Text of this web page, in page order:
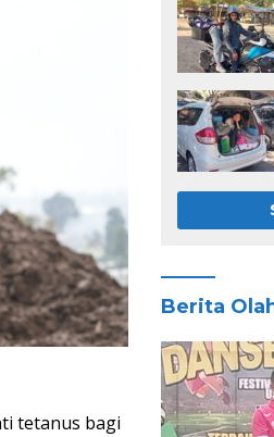
tetanus bagi
Berita